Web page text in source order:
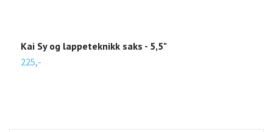
Kai Sy og lappeteknikk saks - 5,5"
225,-